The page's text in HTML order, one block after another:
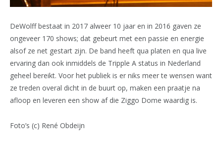
DeWolff bestaat in 2017 alweer 10 jaar en in 2016 gaven ze
ongeveer 170 shows; dat gebeurt met een passie en energie
alsof ze net gestart zijn. De band heeft qua platen en qua live
ervaring dan ook inmiddels de Tripple A status in Nederland
geheel bereikt. Voor het publiek is er niks meer te wensen want
ze treden overal dicht in de buurt op, maken een praatje na
afloop en leveren een show af die Ziggo Dome waardig is.
Foto’s (c) René Obdeijn